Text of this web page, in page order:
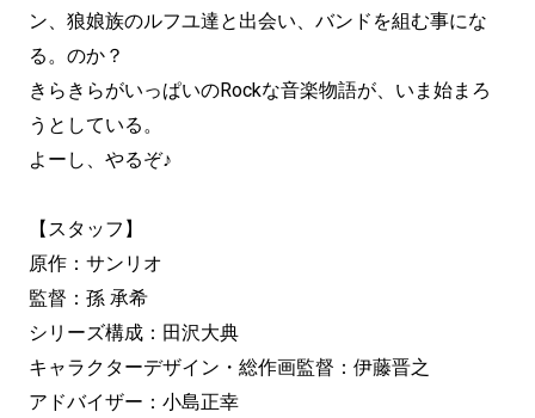
ン、狼娘族のルフユ達と出会い、バンドを組む事にな
る。のか？
きらきらがいっぱいのRockな音楽物語が、いま始まろ
うとしている。
よーし、やるぞ♪
【スタッフ】
原作：サンリオ
監督：孫 承希
シリーズ構成：田沢大典
キャラクターデザイン・総作画監督：伊藤晋之
アドバイザー：小島正幸